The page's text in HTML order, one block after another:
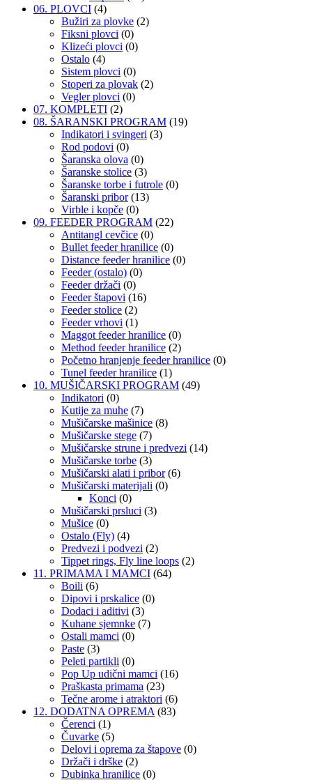
06. PLOVCI (4)
Bužiri za plovke (2)
Fiksni plovci (0)
Klizeći plovci (0)
Ostalo (4)
Sistem plovci (0)
Stoperi za plovak (2)
Vegler plovci (0)
07. KOMPLETI (2)
08. ŠARANSKI PROGRAM (19)
Indikatori i svingeri (3)
Rod podovi (0)
Šaranska olova (0)
Šaranske stolice (3)
Šaranske torbe i futrole (0)
Šaranski pribor (13)
Virble i kopče (0)
09. FEEDER PROGRAM (22)
Antitangl cevčice (0)
Bullet feeder hranilice (0)
Distance feeder hranilice (0)
Feeder (ostalo) (0)
Feeder držači (0)
Feeder štapovi (16)
Feeder stolice (2)
Feeder vrhovi (1)
Maggot feeder hranilice (0)
Method feeder hranilice (2)
Početno hranjenje feeder hranilice (0)
Tunel feeder hranilice (1)
10. MUŠIČARSKI PROGRAM (49)
Indikatori (0)
Kutije za muhe (7)
Mušičarske mašinice (8)
Mušičarske stege (7)
Mušičarske strune i predvezi (14)
Mušičarske torbe (3)
Mušičarski alati i pribor (6)
Mušičarski materijali (0)
Konci (0)
Mušičarski prsluci (3)
Mušice (0)
Ostalo (Fly) (4)
Predvezi i podvezi (2)
Tippet rings, Fly line loops (2)
11. PRIMAMA I MAMCI (64)
Boili (6)
Dipovi i prskalice (0)
Dodaci i aditivi (3)
Kuhane sjemnke (7)
Ostali mamci (0)
Paste (3)
Peleti partikli (0)
Pop Up udični mamci (16)
Praškasta primama (23)
Tečne arome i atraktori (6)
12. DODATNA OPREMA (83)
Čerenci (1)
Čuvarke (5)
Delovi i oprema za štapove (0)
Držači i drške (2)
Dubinka hranilice (0)